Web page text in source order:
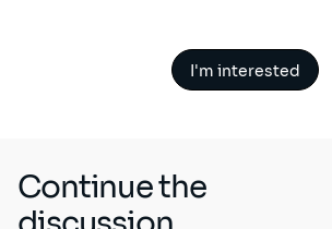
I'm interested
Continue the